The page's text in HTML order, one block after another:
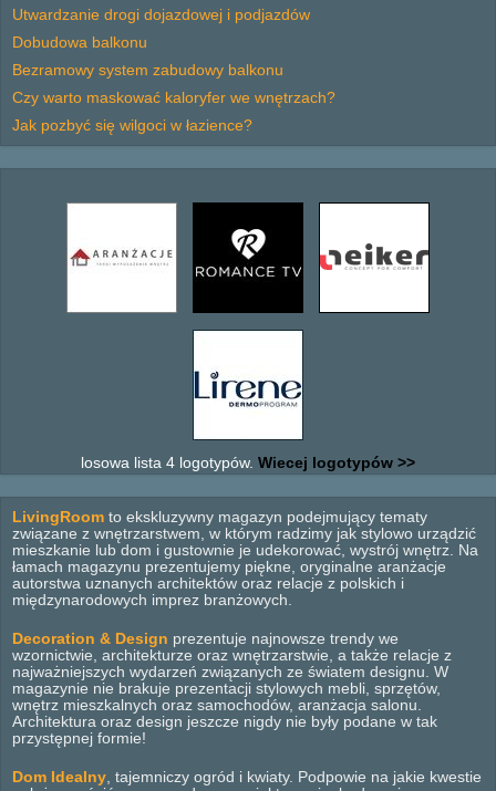
Utwardzanie drogi dojazdowej i podjazdów
Dobudowa balkonu
Bezramowy system zabudowy balkonu
Czy warto maskować kaloryfer we wnętrzach?
Jak pozbyć się wilgoci w łazience?
losowa lista 4 logotypów. Wiecej logotypów >>
LivingRoom to ekskluzywny magazyn podejmujący tematy
związane z wnętrzarstwem, w którym radzimy jak stylowo urządzić
mieszkanie lub dom i gustownie je udekorować, wystrój wnętrz. Na
łamach magazynu prezentujemy piękne, oryginalne aranżacje
autorstwa uznanych architektów oraz relacje z polskich i
międzynarodowych imprez branżowych.
Decoration & Design prezentuje najnowsze trendy we
wzornictwie, architekturze oraz wnętrzarstwie, a także relacje z
najważniejszych wydarzeń związanych ze światem designu. W
magazynie nie brakuje prezentacji stylowych mebli, sprzętów,
wnętrz mieszkalnych oraz samochodów, aranżacja salonu.
Architektura oraz design jeszcze nigdy nie były podane w tak
przystępnej formie!
Dom Idealny, tajemniczy ogród i kwiaty. Podpowie na jakie kwestie